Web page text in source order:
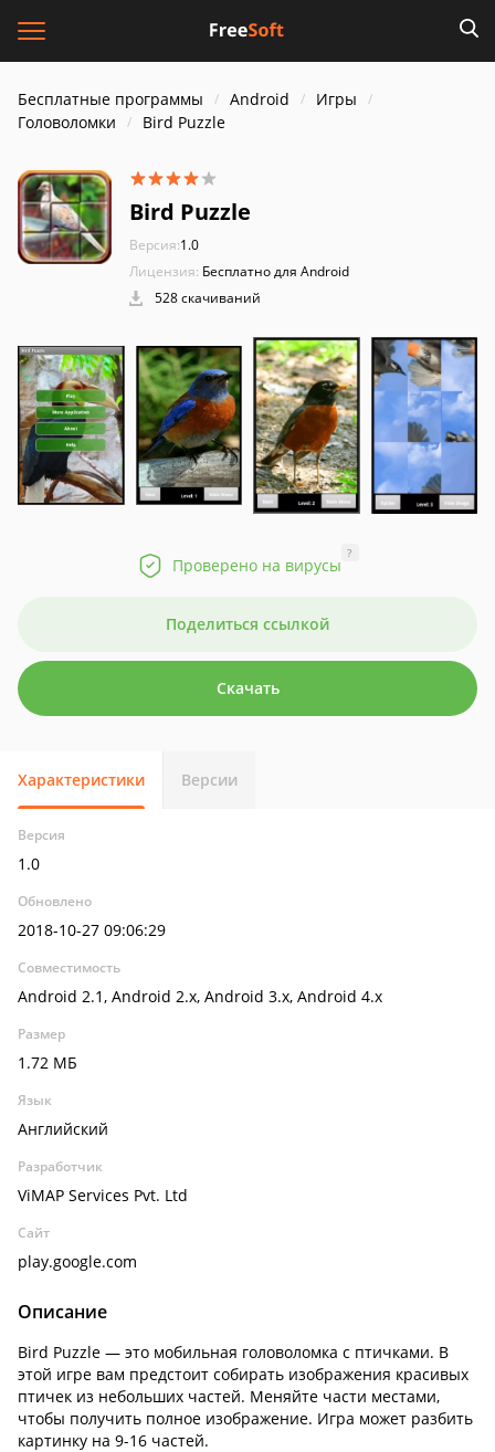
Бесплатные программы Android
Игры
Головоломки
Bird Puzzle
Bird Puzzle
Версия:1.0
Лицензия: Бесплатно для Android
528 скачиваний
Проверено на вирусы
?
Поделиться ссылкой
Скачать
Характеристики Версии
Версия
1.0
Обновлено
2018-10-27 09:06:29
Совместимость
Android 2.1, Android 2.x, Android 3.x, Android 4.x
Размер
1.72 МБ
Язык
Английский
Разработчик
ViMAP Services Pvt. Ltd
Сайт
play.google.com
Описание
Bird Puzzle — это мобильная головоломка с птичками. В
этой игре вам предстоит собирать изображения красивых
птичек из небольших частей. Меняйте части местами,
чтобы получить полное изображение. Игра может разбить
картинку на 9-16 частей.